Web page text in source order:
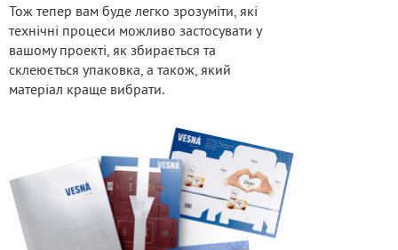
Тож тепер вам буде легко зрозуміти, які
технічні процеси можливо застосувати у
вашому проекті, як збирається та
склеюється упаковка, а також, який
матеріал краще вибрати.